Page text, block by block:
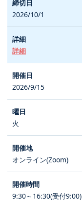
2026/10/1
詳細
2026/9/15
火
オンライン(Zoom)
9:30～16:30(受付9:00)